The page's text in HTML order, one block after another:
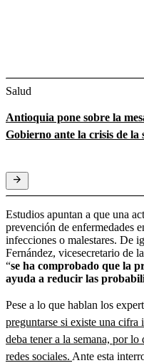
Salud
Antioquia pone sobre la
Gobierno ante la crisis de la
Estudios apuntan a que una
prevención de enfermedades
infecciones o malestares. De
Fernández, vicesecretario de
“se ha comprobado que la
ayuda a reducir las
Pese a lo que hablan los
preguntarse si existe una cifra
deba tener a la semana, por
redes sociales. Ante esta